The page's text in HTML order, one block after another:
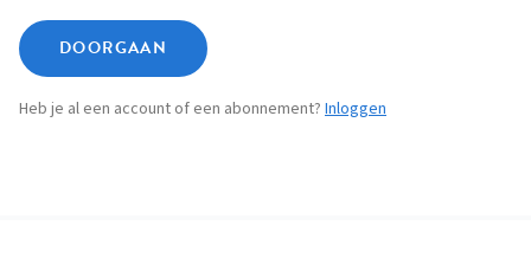
DOORGAAN
Heb je al een account of een abonnement? Inloggen